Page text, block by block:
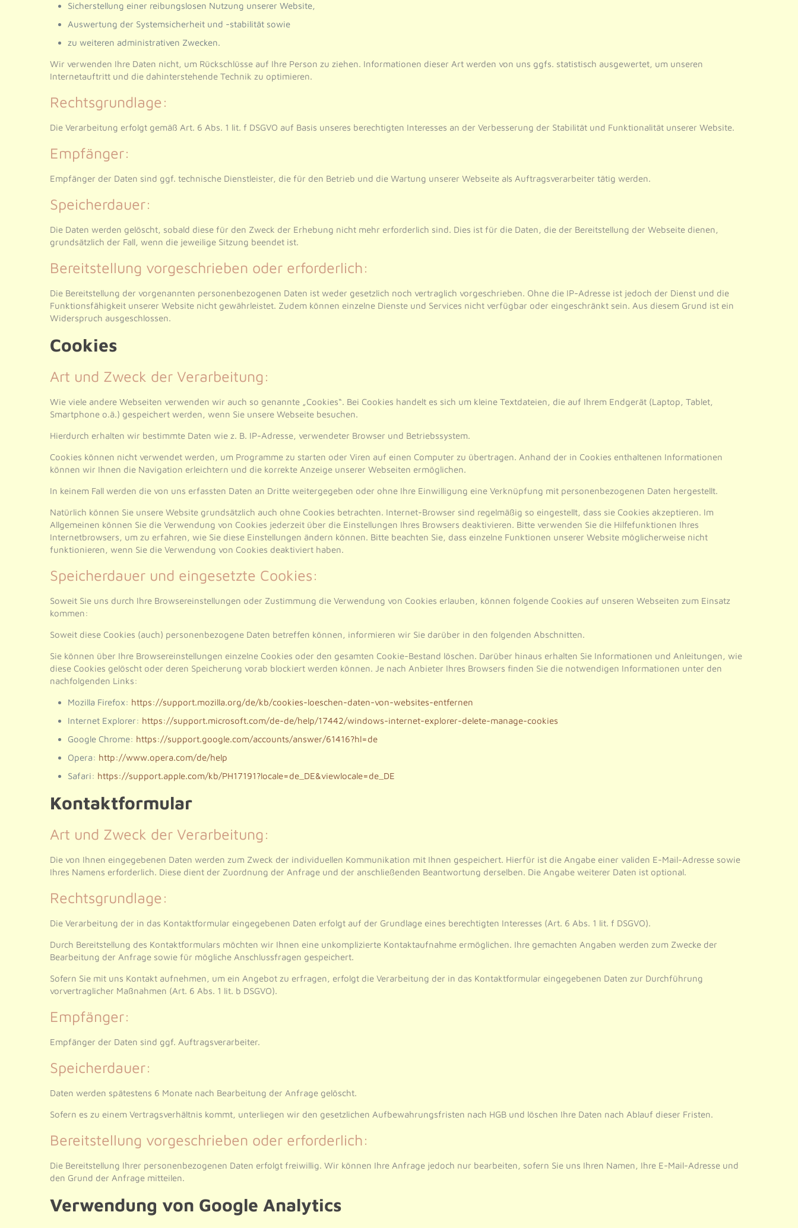
Sicherstellung einer reibungslosen Nutzung unserer Website,
Auswertung der Systemsicherheit und -stabilität sowie
zu weiteren administrativen Zwecken.
Wir verwenden Ihre Daten nicht, um Rückschlüsse auf Ihre Person zu ziehen. Informationen dieser Art werden von uns ggfs. statistisch ausgewertet, um unseren
Internetauftritt und die dahinterstehende Technik zu optimieren.
Rechtsgrundlage:
Die Verarbeitung erfolgt gemäß Art. 6 Abs. 1 lit. f DSGVO auf Basis unseres berechtigten Interesses an der Verbesserung der Stabilität und Funktionalität unserer Website.
Empfänger:
Empfänger der Daten sind ggf. technische Dienstleister, die für den Betrieb und die Wartung unserer Webseite als Auftragsverarbeiter tätig werden.
Speicherdauer:
Die Daten werden gelöscht, sobald diese für den Zweck der Erhebung nicht mehr erforderlich sind. Dies ist für die Daten, die der Bereitstellung der Webseite dienen,
grundsätzlich der Fall, wenn die jeweilige Sitzung beendet ist.
Bereitstellung vorgeschrieben oder erforderlich:
Die Bereitstellung der vorgenannten personenbezogenen Daten ist weder gesetzlich noch vertraglich vorgeschrieben. Ohne die IP-Adresse ist jedoch der Dienst und die
Funktionsfähigkeit unserer Website nicht gewährleistet. Zudem können einzelne Dienste und Services nicht verfügbar oder eingeschränkt sein. Aus diesem Grund ist ein
Widerspruch ausgeschlossen.
Cookies
Art und Zweck der Verarbeitung:
Wie viele andere Webseiten verwenden wir auch so genannte „Cookies“. Bei Cookies handelt es sich um kleine Textdateien, die auf Ihrem Endgerät (Laptop, Tablet,
Smartphone o.ä.) gespeichert werden, wenn Sie unsere Webseite besuchen.
Hierdurch erhalten wir bestimmte Daten wie z. B. IP-Adresse, verwendeter Browser und Betriebssystem.
Cookies können nicht verwendet werden, um Programme zu starten oder Viren auf einen Computer zu übertragen. Anhand der in Cookies enthaltenen Informationen
können wir Ihnen die Navigation erleichtern und die korrekte Anzeige unserer Webseiten ermöglichen.
In keinem Fall werden die von uns erfassten Daten an Dritte weitergegeben oder ohne Ihre Einwilligung eine Verknüpfung mit personenbezogenen Daten hergestellt.
Natürlich können Sie unsere Website grundsätzlich auch ohne Cookies betrachten. Internet-Browser sind regelmäßig so eingestellt, dass sie Cookies akzeptieren. Im
Allgemeinen können Sie die Verwendung von Cookies jederzeit über die Einstellungen Ihres Browsers deaktivieren. Bitte verwenden Sie die Hilfefunktionen Ihres
Internetbrowsers, um zu erfahren, wie Sie diese Einstellungen ändern können. Bitte beachten Sie, dass einzelne Funktionen unserer Website möglicherweise nicht
funktionieren, wenn Sie die Verwendung von Cookies deaktiviert haben.
Speicherdauer und eingesetzte Cookies:
Soweit Sie uns durch Ihre Browsereinstellungen oder Zustimmung die Verwendung von Cookies erlauben, können folgende Cookies auf unseren Webseiten zum Einsatz
kommen:
Soweit diese Cookies (auch) personenbezogene Daten betreffen können, informieren wir Sie darüber in den folgenden Abschnitten.
Sie können über Ihre Browsereinstellungen einzelne Cookies oder den gesamten Cookie-Bestand löschen. Darüber hinaus erhalten Sie Informationen und Anleitungen, wie
diese Cookies gelöscht oder deren Speicherung vorab blockiert werden können. Je nach Anbieter Ihres Browsers finden Sie die notwendigen Informationen unter den
nachfolgenden Links:
Mozilla Firefox: https://support.mozilla.org/de/kb/cookies-loeschen-daten-von-websites-entfernen
Internet Explorer: https://support.microsoft.com/de-de/help/17442/windows-internet-explorer-delete-manage-cookies
Google Chrome: https://support.google.com/accounts/answer/61416?hl=de
Opera: http://www.opera.com/de/help
Safari: https://support.apple.com/kb/PH17191?locale=de_DE&viewlocale=de_DE
Kontaktformular
Art und Zweck der Verarbeitung:
Die von Ihnen eingegebenen Daten werden zum Zweck der individuellen Kommunikation mit Ihnen gespeichert. Hierfür ist die Angabe einer validen E-Mail-Adresse sowie
Ihres Namens erforderlich. Diese dient der Zuordnung der Anfrage und der anschließenden Beantwortung derselben. Die Angabe weiterer Daten ist optional.
Rechtsgrundlage:
Die Verarbeitung der in das Kontaktformular eingegebenen Daten erfolgt auf der Grundlage eines berechtigten Interesses (Art. 6 Abs. 1 lit. f DSGVO).
Durch Bereitstellung des Kontaktformulars möchten wir Ihnen eine unkomplizierte Kontaktaufnahme ermöglichen. Ihre gemachten Angaben werden zum Zwecke der
Bearbeitung der Anfrage sowie für mögliche Anschlussfragen gespeichert.
Sofern Sie mit uns Kontakt aufnehmen, um ein Angebot zu erfragen, erfolgt die Verarbeitung der in das Kontaktformular eingegebenen Daten zur Durchführung
vorvertraglicher Maßnahmen (Art. 6 Abs. 1 lit. b DSGVO).
Empfänger:
Empfänger der Daten sind ggf. Auftragsverarbeiter.
Speicherdauer:
Daten werden spätestens 6 Monate nach Bearbeitung der Anfrage gelöscht.
Sofern es zu einem Vertragsverhältnis kommt, unterliegen wir den gesetzlichen Aufbewahrungsfristen nach HGB und löschen Ihre Daten nach Ablauf dieser Fristen.
Bereitstellung vorgeschrieben oder erforderlich:
Die Bereitstellung Ihrer personenbezogenen Daten erfolgt freiwillig. Wir können Ihre Anfrage jedoch nur bearbeiten, sofern Sie uns Ihren Namen, Ihre E-Mail-Adresse und
den Grund der Anfrage mitteilen.
Verwendung von Google Analytics